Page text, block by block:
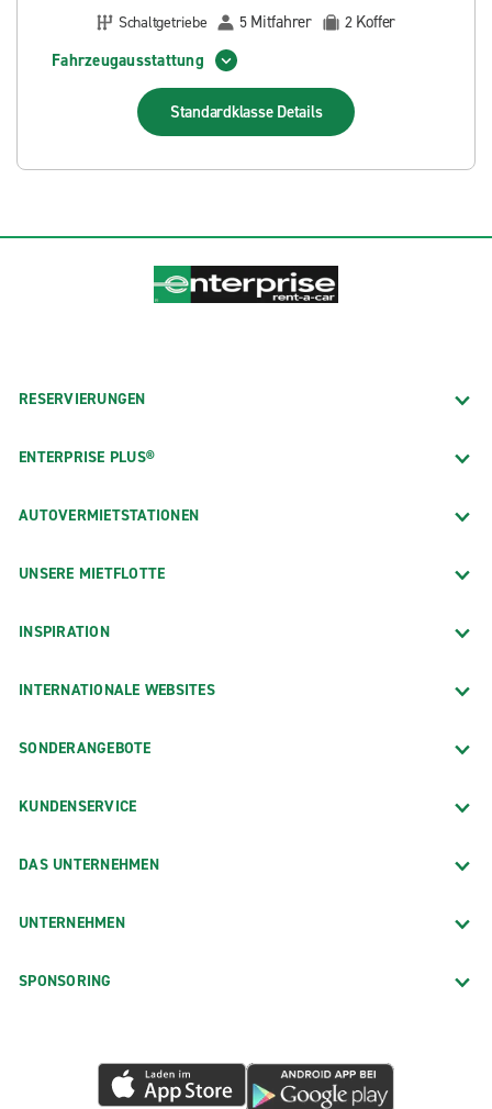
Schaltgetriebe
5 Mitfahrer 2 Koffer
Fahrzeugausstattung
Standardklasse Details
RESERVIERUNGEN
ENTERPRISE PLUS®
AUTOVERMIETSTATIONEN
UNSERE MIETFLOTTE
INSPIRATION
INTERNATIONALE WEBSITES
SONDERANGEBOTE
KUNDENSERVICE
DAS UNTERNEHMEN
UNTERNEHMEN
SPONSORING